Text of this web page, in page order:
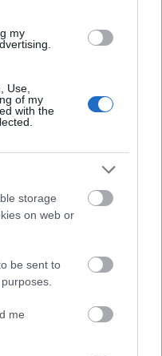
my
Use,
of my
with the
storage
on web or
be sent to
me
esetben pedig
szó” – fejtette ki
Pszichológiai
azonban
nyomás is a
lényként a
erős bennünk, így
identitásunkat
közösség(ek)nek
vagy